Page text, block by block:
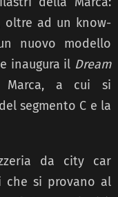
oltre ad un know-
nuovo modello
inaugura il Dream
a cui si
segmento C e la
da city car
che si provano al